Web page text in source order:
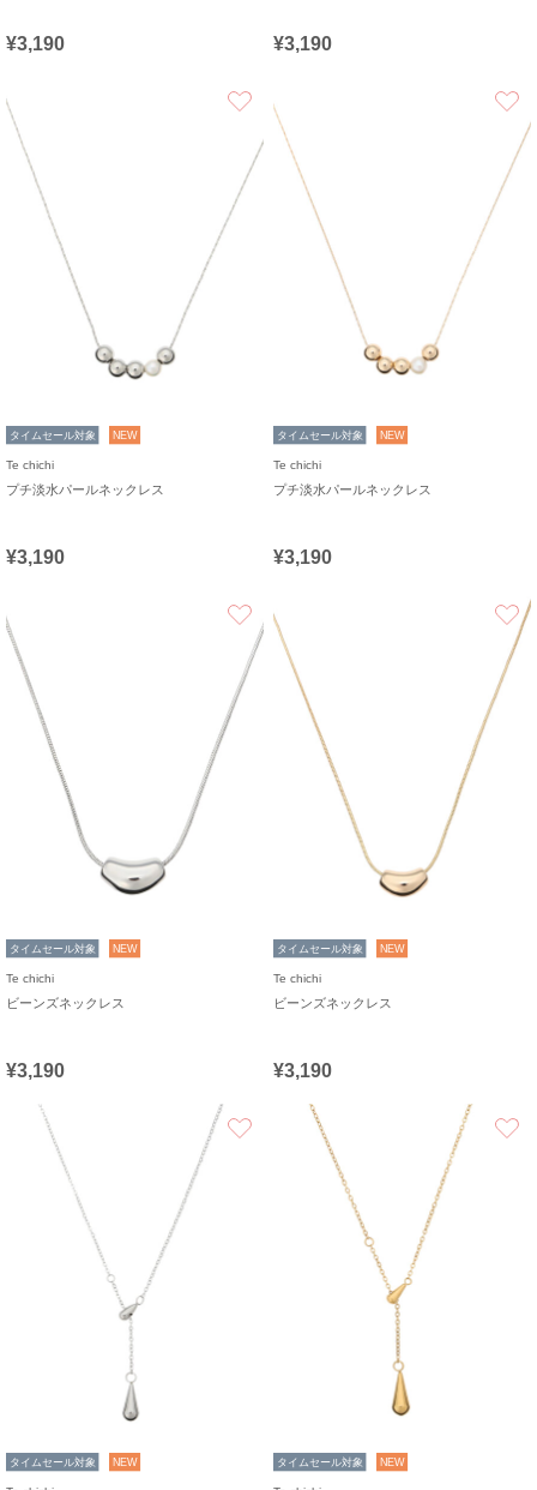
¥3,190 ¥3,190
タイムセール対象 NEW
Te chichi
プチ淡水パールネックレス
¥3,190
タイムセール対象 NEW
Te chichi
プチ淡水パールネックレス
¥3,190
タイムセール対象 NEW
Te chichi
ビーンズネックレス
¥3,190
タイムセール対象 NEW
Te chichi
ビーンズネックレス
¥3,190
お気に入り
タイムセール対象 NEW タイムセール対象 NEW